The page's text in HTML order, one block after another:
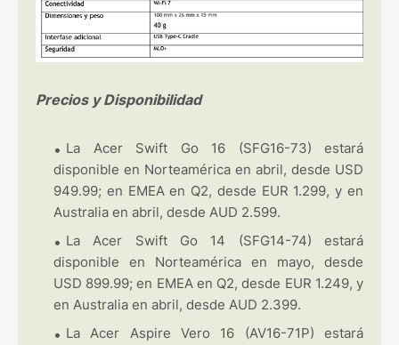
Precios y Disponibilidad
La Acer Swift Go 16 (SFG16-73) estará
disponible en Norteamérica en abril, desde USD
949.99; en EMEA en Q2, desde EUR 1.299, y en
Australia en abril, desde AUD 2.599.
La Acer Swift Go 14 (SFG14-74) estará
disponible en Norteamérica en mayo, desde
USD 899.99; en EMEA en Q2, desde EUR 1.249, y
en Australia en abril, desde AUD 2.399.
La Acer Aspire Vero 16 (AV16-71P) estará